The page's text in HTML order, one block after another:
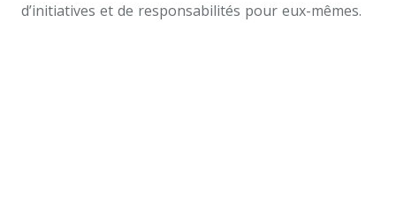
d’initiatives et de responsabilités pour eux-mêmes.